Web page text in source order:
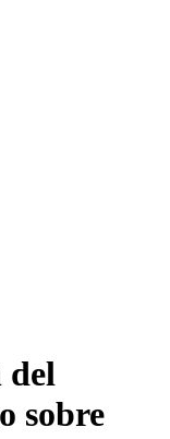
del
sobre